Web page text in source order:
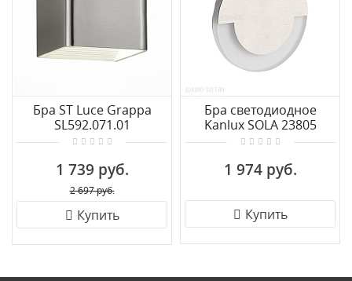
Бра ST Luce Grappa
SL592.071.01
1 739 руб.
2 697 руб.
Купить
Бра светодиодное
Kanlux SOLA 23805
1 974 руб.
Купить